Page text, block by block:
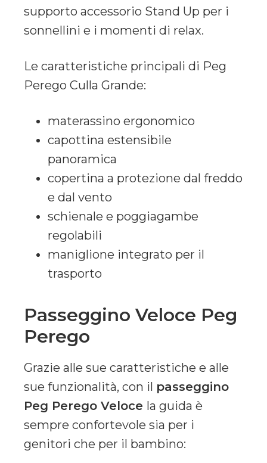
supporto accessorio Stand Up per i
sonnellini e i momenti di relax.
Le caratteristiche principali di Peg
Perego Culla Grande:
materassino ergonomico
capottina estensibile
panoramica
copertina a protezione dal freddo
e dal vento
schienale e poggiagambe
regolabili
maniglione integrato per il
trasporto
Passeggino Veloce Peg
Perego
Grazie alle sue caratteristiche e alle
sue funzionalità, con il passeggino
Peg Perego Veloce la guida è
sempre confortevole sia per i
genitori che per il bambino: